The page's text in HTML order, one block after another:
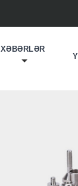
XƏBƏRLƏR